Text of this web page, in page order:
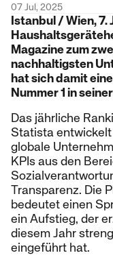
07 Jul, 2025
Istanbul / Wien,
Magazine zum
nachhaltigsten
hat sich damit
Nummer 1 in
Das jährliche
Statista
globale
KPIs aus den
Transparenz. Die
bedeutet einen
ein Aufstieg, der
diesem Jahr
eingeführt hat.